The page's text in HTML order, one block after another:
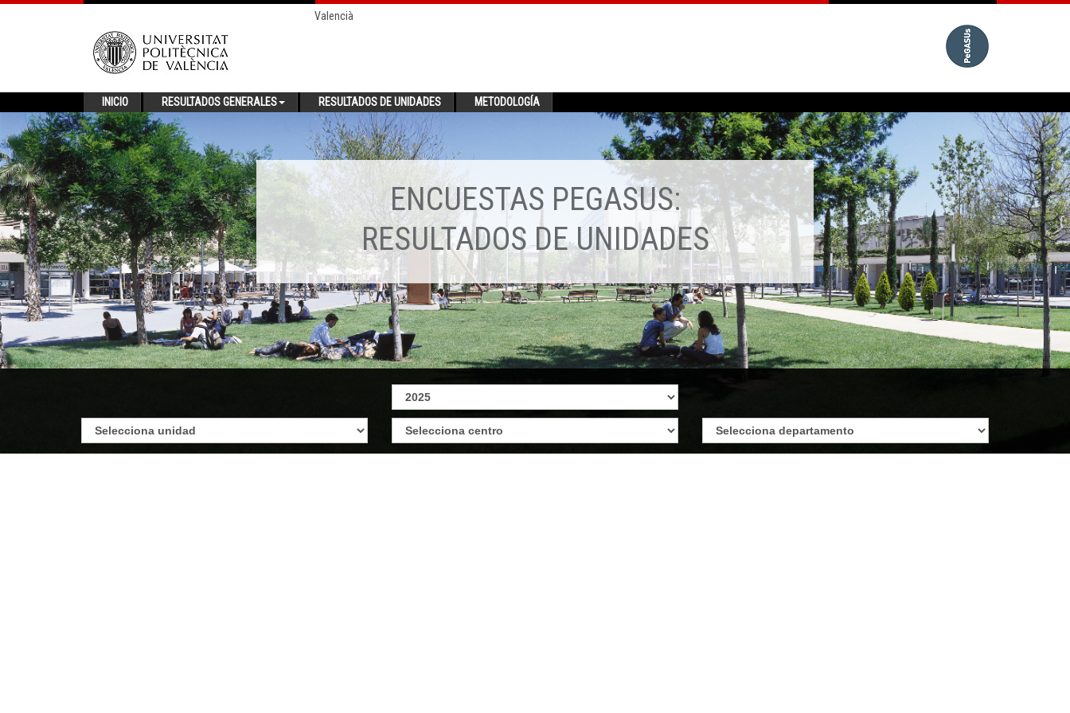
Valencià
INICIO RESULTADOS GENERALES RESULTADOS DE UNIDADES METODOLOGÍA
ENCUESTAS PEGASUS:
RESULTADOS DE UNIDADES